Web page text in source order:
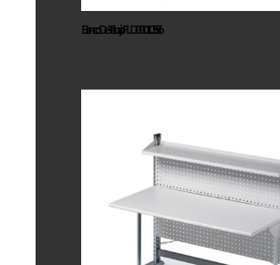
Banco De Trabajo FLD00010556
Banco de
Trabajo
FLDD12501